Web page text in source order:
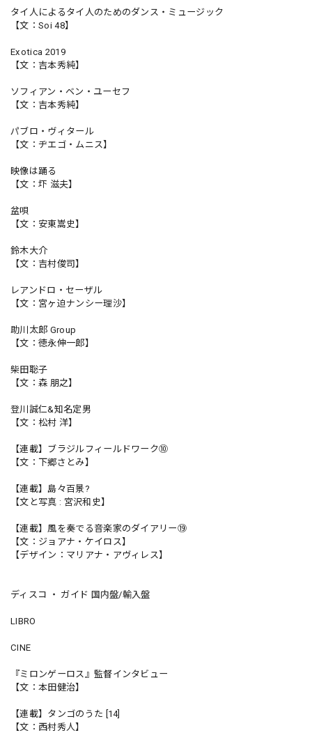
タイ人によるタイ人のためのダンス・ミュージック
【文：Soi 48】
Exotica 2019
【文：吉本秀純】
ソフィアン・ベン・ユーセフ
【文：吉本秀純】
パブロ・ヴィタール
【文：ヂエゴ・ムニス】
映像は踊る
【文：圷 滋夫】
盆唄
【文：安東嵩史】
鈴木大介
【文：吉村俊司】
レアンドロ・セーザル
【文：宮ヶ迫ナンシー理沙】
助川太郎 Group
【文：徳永伸一郎】
柴田聡子
【文：森 朋之】
登川誠仁&知名定男
【文：松村 洋】
【連載】ブラジルフィールドワーク⑩
【文：下郷さとみ】
【連載】島々百景?
【文と写真 : 宮沢和史】
【連載】風を奏でる音楽家のダイアリー⑲
【文：ジョアナ・ケイロス】
【デザイン：マリアナ・アヴィレス】
ディスコ ・ ガイド 国内盤/輸入盤
LIBRO
CINE
『ミロンゲーロス』監督インタビュー
【文：本田健治】
【連載】タンゴのうた [14]
【文：西村秀人】